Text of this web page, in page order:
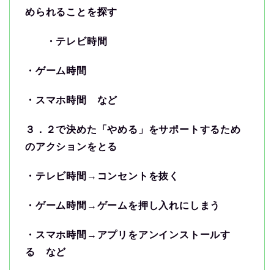
められることを探す
・テレビ時間
・ゲーム時間
・スマホ時間 など
３．２で決めた「やめる」をサポートするため
のアクションをとる
・テレビ時間→コンセントを抜く
・ゲーム時間→ゲームを押し入れにしまう
・スマホ時間→アプリをアンインストールす
る など